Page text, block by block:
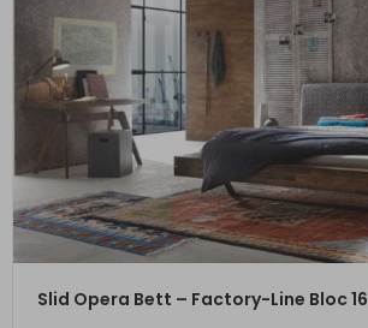
ZUM PRODUKT
Slid Opera Bett – Factory-Line Bloc 16